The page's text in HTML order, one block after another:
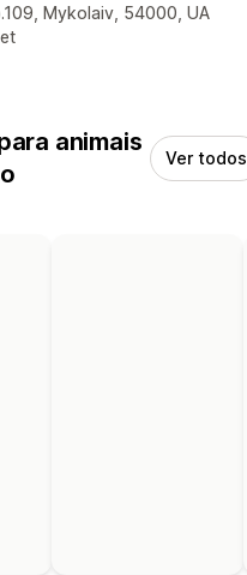
do designer
Mykolaiv, 54000, UA
animais
Ver todos